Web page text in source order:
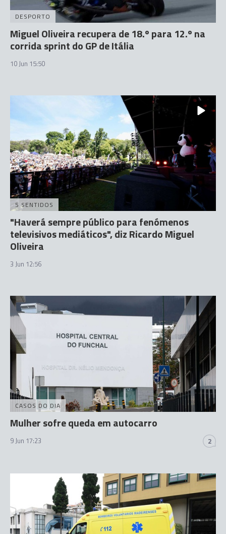
DESPORTO
Miguel Oliveira recupera de 18.º para 12.º na
corrida sprint do GP de Itália
10 Jun 15:50
5 SENTIDOS
"Haverá sempre público para fenómenos
televisivos mediáticos", diz Ricardo Miguel
Oliveira
3 Jun 12:56
CASOS DO DIA
Mulher sofre queda em autocarro
9 Jun 17:23 2